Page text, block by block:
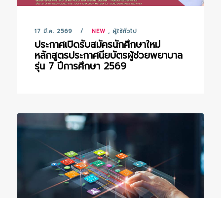
17 มี.ค. 2569 NEW , ผู้ใช้ทั่วไป
ประกาศเปิดรับสมัครนักศึกษาใหม่
หลักสูตรประกาศนียบัตรผู้ช่วยพยาบาล
รุ่น 7 ปีการศึกษา 2569